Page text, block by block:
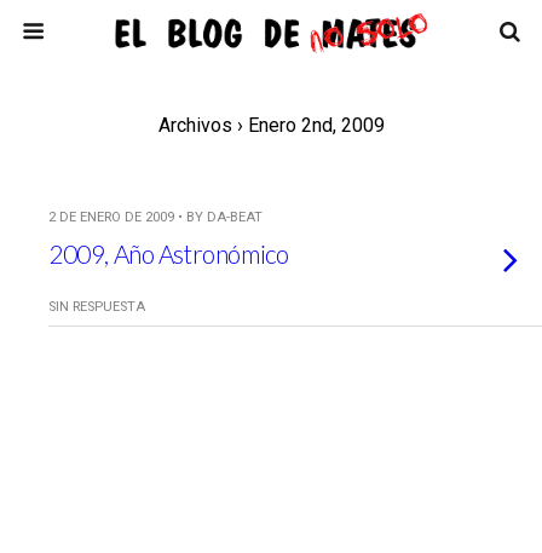
Archivos › Enero 2nd, 2009
2 DE ENERO DE 2009 • BY DA-BEAT
2009, Año Astronómico
SIN RESPUESTA